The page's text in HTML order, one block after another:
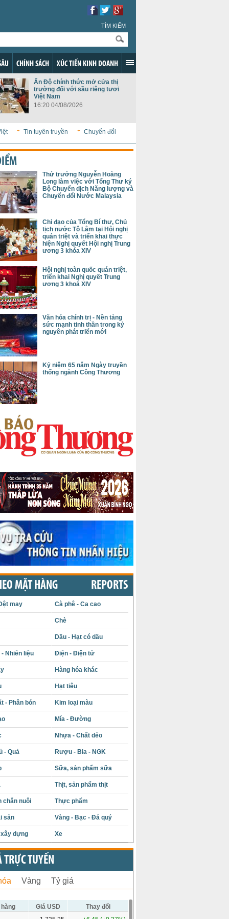
TÌM KIẾM
CHÍNH SÁCH XÚC TIẾN KINH DOANH
Ấn Độ chính thức mở cửa thị
trường đối với sầu riêng tươi
Việt Nam
16:20 04/08/2026
Tin tuyên truyền
Chuyển đổi
Thứ trưởng Nguyễn Hoàng
Long làm việc với Tổng Thư ký
Bộ Chuyển dịch Năng lượng và
Chuyển đổi Nước Malaysia
Chỉ đạo của Tổng Bí thư, Chủ
tịch nước Tô Lâm tại Hội nghị
quán triệt và triển khai thực
hiện Nghị quyết Hội nghị Trung
ương 3 khóa XIV
Hội nghị toàn quốc quán triệt,
triển khai Nghị quyết Trung
ương 3 khoá XIV
Văn hóa chính trị - Nền tảng
sức mạnh tinh thần trong kỷ
nguyên phát triển mới
Kỷ niệm 65 năm Ngày truyền
thống ngành Công Thương
MẶT HÀNG REPORTS
may Cà phê - Ca cao
Chè
Dầu - Hạt có dầu
- Nhiên liệu Điện - Điện tử
Hàng hóa khác
Hạt tiêu
- Phân bón Kim loại màu
Mía - Đường
Nhựa - Chất dẻo
- Quả Rượu - Bia - NGK
Sữa, sản phẩm sữa
Thịt, sản phẩm thịt
chăn nuôi Thực phẩm
sản Vàng - Bạc - Đá quý
dựng Xe
TRỰC TUYẾN
Vàng Tỷ giá
Giá USD
Thay đổi